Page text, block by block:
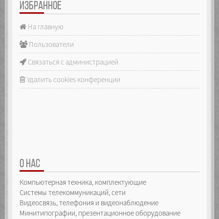
ИЗБРАННОЕ
На главную
Пользователи
Связаться с администрацией
Удалить cookies конференции
О НАС
Компьютерная техника, комплектующие
Системы телекоммуникаций, сети
Видеосвязь, телефония и видеонаблюдение
Минитипографии, презентационное оборудование